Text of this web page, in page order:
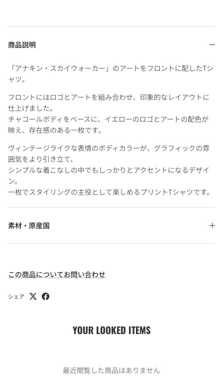
商品説明
「アナキン・スカイウォーカー」のアートをフロントに配したTシ
ャツ。
フロントにはロゴとアートを組み合わせ、印象的なレイアウトに
仕上げました。
チャコールボディをベースに、イエローのロゴとアートの配色が
映え、存在感のある一枚です。
ヴィンテージライクな表情のボディカラーが、グラフィックの雰
囲気をより引き立て、
シンプルな着こなしの中でもしっかりとアクセントになるデザイ
ン。
一枚でスタイリングの主役として楽しめるプリントTシャツです。
素材・原産国
この商品についてお問い合わせ
シェア
YOUR LOOKED ITEMS
最近閲覧した商品はありません